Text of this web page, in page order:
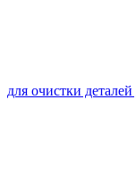
для очистки деталей